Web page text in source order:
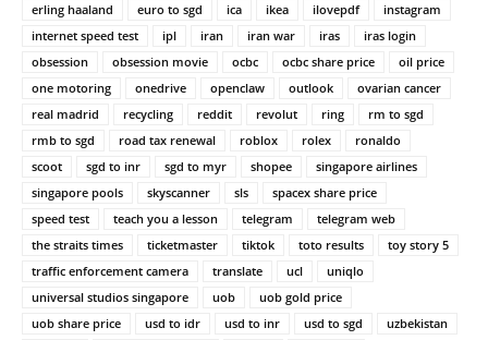
erling haaland
euro to sgd ica ikea ilovepdf
instagram
internet speed test
ipl iran iran war iras
iras login
obsession
obsession movie ocbc ocbc share price
oil price
one motoring
onedrive openclaw outlook
ovarian cancer
real madrid
recycling reddit revolut ring
rm to sgd
rmb to sgd
road tax renewal roblox rolex
ronaldo
scoot
sgd to inr sgd to myr shopee
singapore airlines
singapore pools
skyscanner sls
spacex share price
speed test
teach you a lesson telegram
telegram web
the straits times
ticketmaster tiktok toto results
toy story 5
traffic enforcement camera
translate ucl
uniqlo
universal studios singapore
uob
uob gold price
uob share price
usd to idr usd to inr usd to sgd
uzbekistan